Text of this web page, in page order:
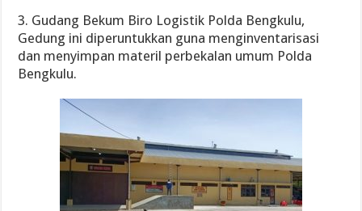
3. Gudang Bekum Biro Logistik Polda Bengkulu,
Gedung ini diperuntukkan guna menginventarisasi
dan menyimpan materil perbekalan umum Polda
Bengkulu.